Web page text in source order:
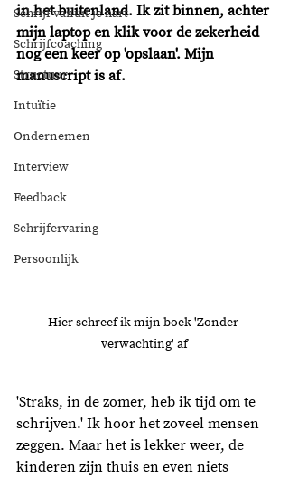
Schrijf vanuit je hart
Schrijfcoaching
Structuur
Intuïtie
Ondernemen
Interview
Feedback
Schrijfervaring
Persoonlijk
in het buitenland. Ik zit binnen, achter
mijn laptop en klik voor de zekerheid
nog een keer op 'opslaan'. Mijn
manuscript is af.
Hier schreef ik mijn boek 'Zonder
verwachting' af
'Straks, in de zomer, heb ik tijd om te
schrijven.' Ik hoor het zoveel mensen
zeggen. Maar het is lekker weer, de
kinderen zijn thuis en even niets